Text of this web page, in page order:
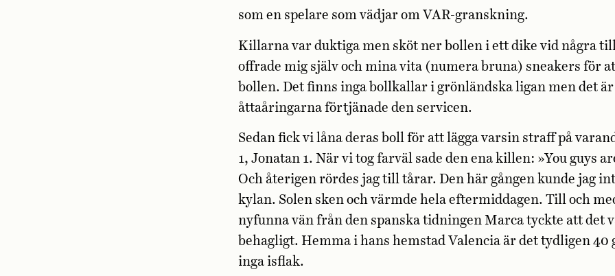
som en spelare som vädjar om VAR-granskning.
Killarna var duktiga men sköt ner bollen i ett dike vid några
offrade mig själv och mina vita (numera bruna) sneakers för
bollen. Det finns inga bollkallar i grönländska ligan men det
åttaåringarna förtjänade den servicen.
Sedan fick vi låna deras boll för att lägga varsin straff på
1, Jonatan 1. När vi tog farväl sade den ena killen: »You guys
Och återigen rördes jag till tårar. Den här gången kunde jag
kylan. Solen sken och värmde hela eftermiddagen. Till och
nyfunna vän från den spanska tidningen Marca tyckte att det
behagligt. Hemma i hans hemstad Valencia är det tydligen 40
inga isflak.